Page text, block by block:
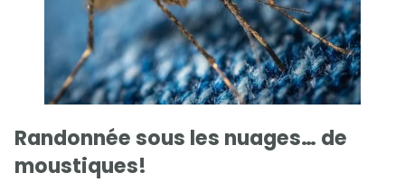
Randonnée sous les nuages… de
moustiques!